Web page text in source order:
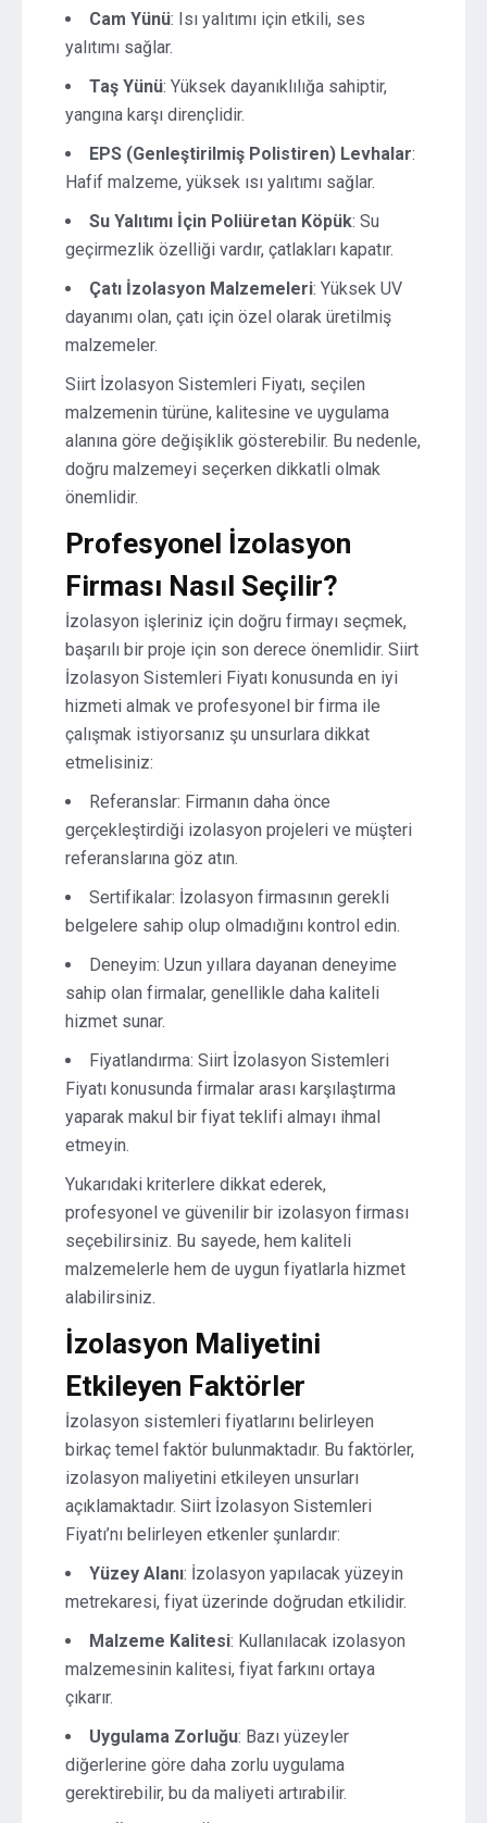
Cam Yünü: Isı yalıtımı için etkili, ses
yalıtımı sağlar.
Taş Yünü: Yüksek dayanıklılığa sahiptir,
yangına karşı dirençlidir.
EPS (Genleştirilmiş Polistiren) Levhalar:
Hafif malzeme, yüksek ısı yalıtımı sağlar.
Su Yalıtımı İçin Poliüretan Köpük: Su
geçirmezlik özelliği vardır, çatlakları kapatır.
Çatı İzolasyon Malzemeleri: Yüksek UV
dayanımı olan, çatı için özel olarak üretilmiş
malzemeler.
Siirt İzolasyon Sistemleri Fiyatı, seçilen
malzemenin türüne, kalitesine ve uygulama
alanına göre değişiklik gösterebilir. Bu nedenle,
doğru malzemeyi seçerken dikkatli olmak
önemlidir.
Profesyonel İzolasyon
Firması Nasıl Seçilir?
İzolasyon işleriniz için doğru firmayı seçmek,
başarılı bir proje için son derece önemlidir. Siirt
İzolasyon Sistemleri Fiyatı konusunda en iyi
hizmeti almak ve profesyonel bir firma ile
çalışmak istiyorsanız şu unsurlara dikkat
etmelisiniz:
Referanslar: Firmanın daha önce
gerçekleştirdiği izolasyon projeleri ve müşteri
referanslarına göz atın.
Sertifikalar: İzolasyon firmasının gerekli
belgelere sahip olup olmadığını kontrol edin.
Deneyim: Uzun yıllara dayanan deneyime
sahip olan firmalar, genellikle daha kaliteli
hizmet sunar.
Fiyatlandırma: Siirt İzolasyon Sistemleri
Fiyatı konusunda firmalar arası karşılaştırma
yaparak makul bir fiyat teklifi almayı ihmal
etmeyin.
Yukarıdaki kriterlere dikkat ederek,
profesyonel ve güvenilir bir izolasyon firması
seçebilirsiniz. Bu sayede, hem kaliteli
malzemelerle hem de uygun fiyatlarla hizmet
alabilirsiniz.
İzolasyon Maliyetini
Etkileyen Faktörler
İzolasyon sistemleri fiyatlarını belirleyen
birkaç temel faktör bulunmaktadır. Bu faktörler,
izolasyon maliyetini etkileyen unsurları
açıklamaktadır. Siirt İzolasyon Sistemleri
Fiyatı’nı belirleyen etkenler şunlardır:
Yüzey Alanı: İzolasyon yapılacak yüzeyin
metrekaresi, fiyat üzerinde doğrudan etkilidir.
Malzeme Kalitesi: Kullanılacak izolasyon
malzemesinin kalitesi, fiyat farkını ortaya
çıkarır.
Uygulama Zorluğu: Bazı yüzeyler
diğerlerine göre daha zorlu uygulama
gerektirebilir, bu da maliyeti artırabilir.